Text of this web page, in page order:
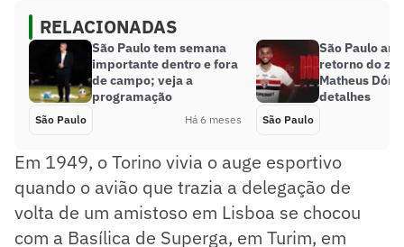
RELACIONADAS
São Paulo tem semana
importante dentro e fora
de campo; veja a
programação
São Paulo Há 6 meses
São Paulo
retorno do
Matheus
detalhes
São Paulo
Em 1949, o Torino vivia o auge esportivo
quando o avião que trazia a delegação de
volta de um amistoso em Lisboa se chocou
com a Basílica de Superga, em Turim, em